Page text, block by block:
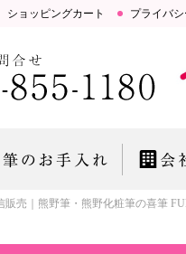
ショッピングカート プライバ
熊野筆・熊野化粧筆の喜筆